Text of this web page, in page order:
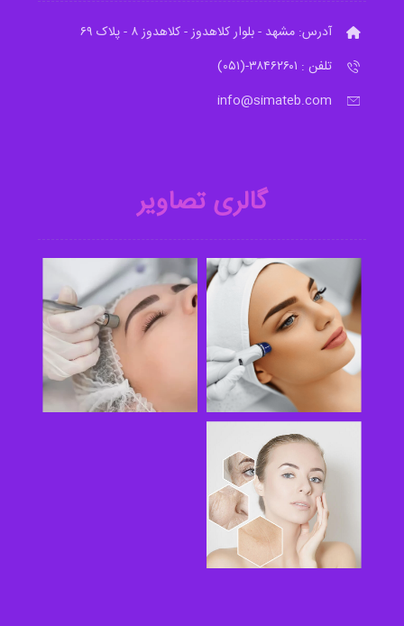
آدرس: مشهد - بلوار کلاهدوز - کلاهدوز ۸ - پلاک ۶۹
تلفن : ۳۸۴۶۲۶۰۱-(۰۵۱)
info@simateb.com
گالری تصاویر